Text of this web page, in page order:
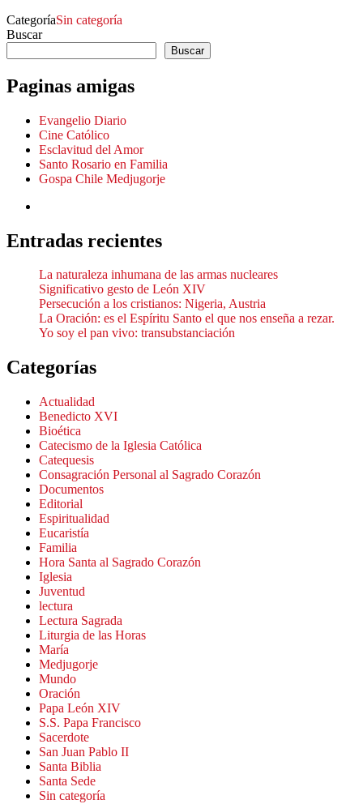
CategoríaSin categoría
Buscar
Buscar
Paginas amigas
Evangelio Diario
Cine Católico
Esclavitud del Amor
Santo Rosario en Familia
Gospa Chile Medjugorje
Entradas recientes
La naturaleza inhumana de las armas nucleares
Significativo gesto de León XIV
Persecución a los cristianos: Nigeria, Austria
La Oración: es el Espíritu Santo el que nos enseña a rezar.
Yo soy el pan vivo: transubstanciación
Categorías
Actualidad
Benedicto XVI
Bioética
Catecismo de la Iglesia Católica
Catequesis
Consagración Personal al Sagrado Corazón
Documentos
Editorial
Espiritualidad
Eucaristía
Familia
Hora Santa al Sagrado Corazón
Iglesia
Juventud
lectura
Lectura Sagrada
Liturgia de las Horas
María
Medjugorje
Mundo
Oración
Papa León XIV
S.S. Papa Francisco
Sacerdote
San Juan Pablo II
Santa Biblia
Santa Sede
Sin categoría